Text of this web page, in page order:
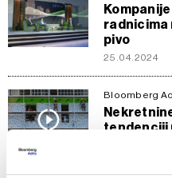
radnicima
pivo
25.04.2024
Bloomberg
tendenciji